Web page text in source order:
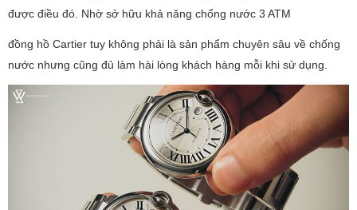
được điều đó. Nhờ sở hữu khả năng chống nước 3 ATM
đồng hồ Cartier tuy không phải là sản phẩm chuyên sâu về chống
nước nhưng cũng đủ làm hài lòng khách hàng mỗi khi sử dụng.